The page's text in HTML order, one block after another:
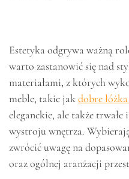
Estetyka odgrywa ważną
warto zastanowić się nad
materiałami, z których
meble, takie jakdobre
eleganckie, ale także
wystroju wnętrza.
zwrócić uwagę na
oraz ogólnej aranżacji